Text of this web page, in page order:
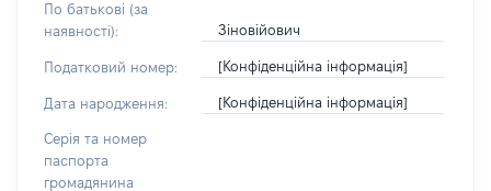
По батькові (за
наявності):
Зіновійович
Податковий номер: [Конфіденційна інформація]
Дата народження: [Конфіденційна інформація]
Серія та номер
паспорта
громадянина